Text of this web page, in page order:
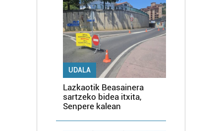
UDALA
Lazkaotik Beasainera
sartzeko bidea itxita,
Senpere kalean